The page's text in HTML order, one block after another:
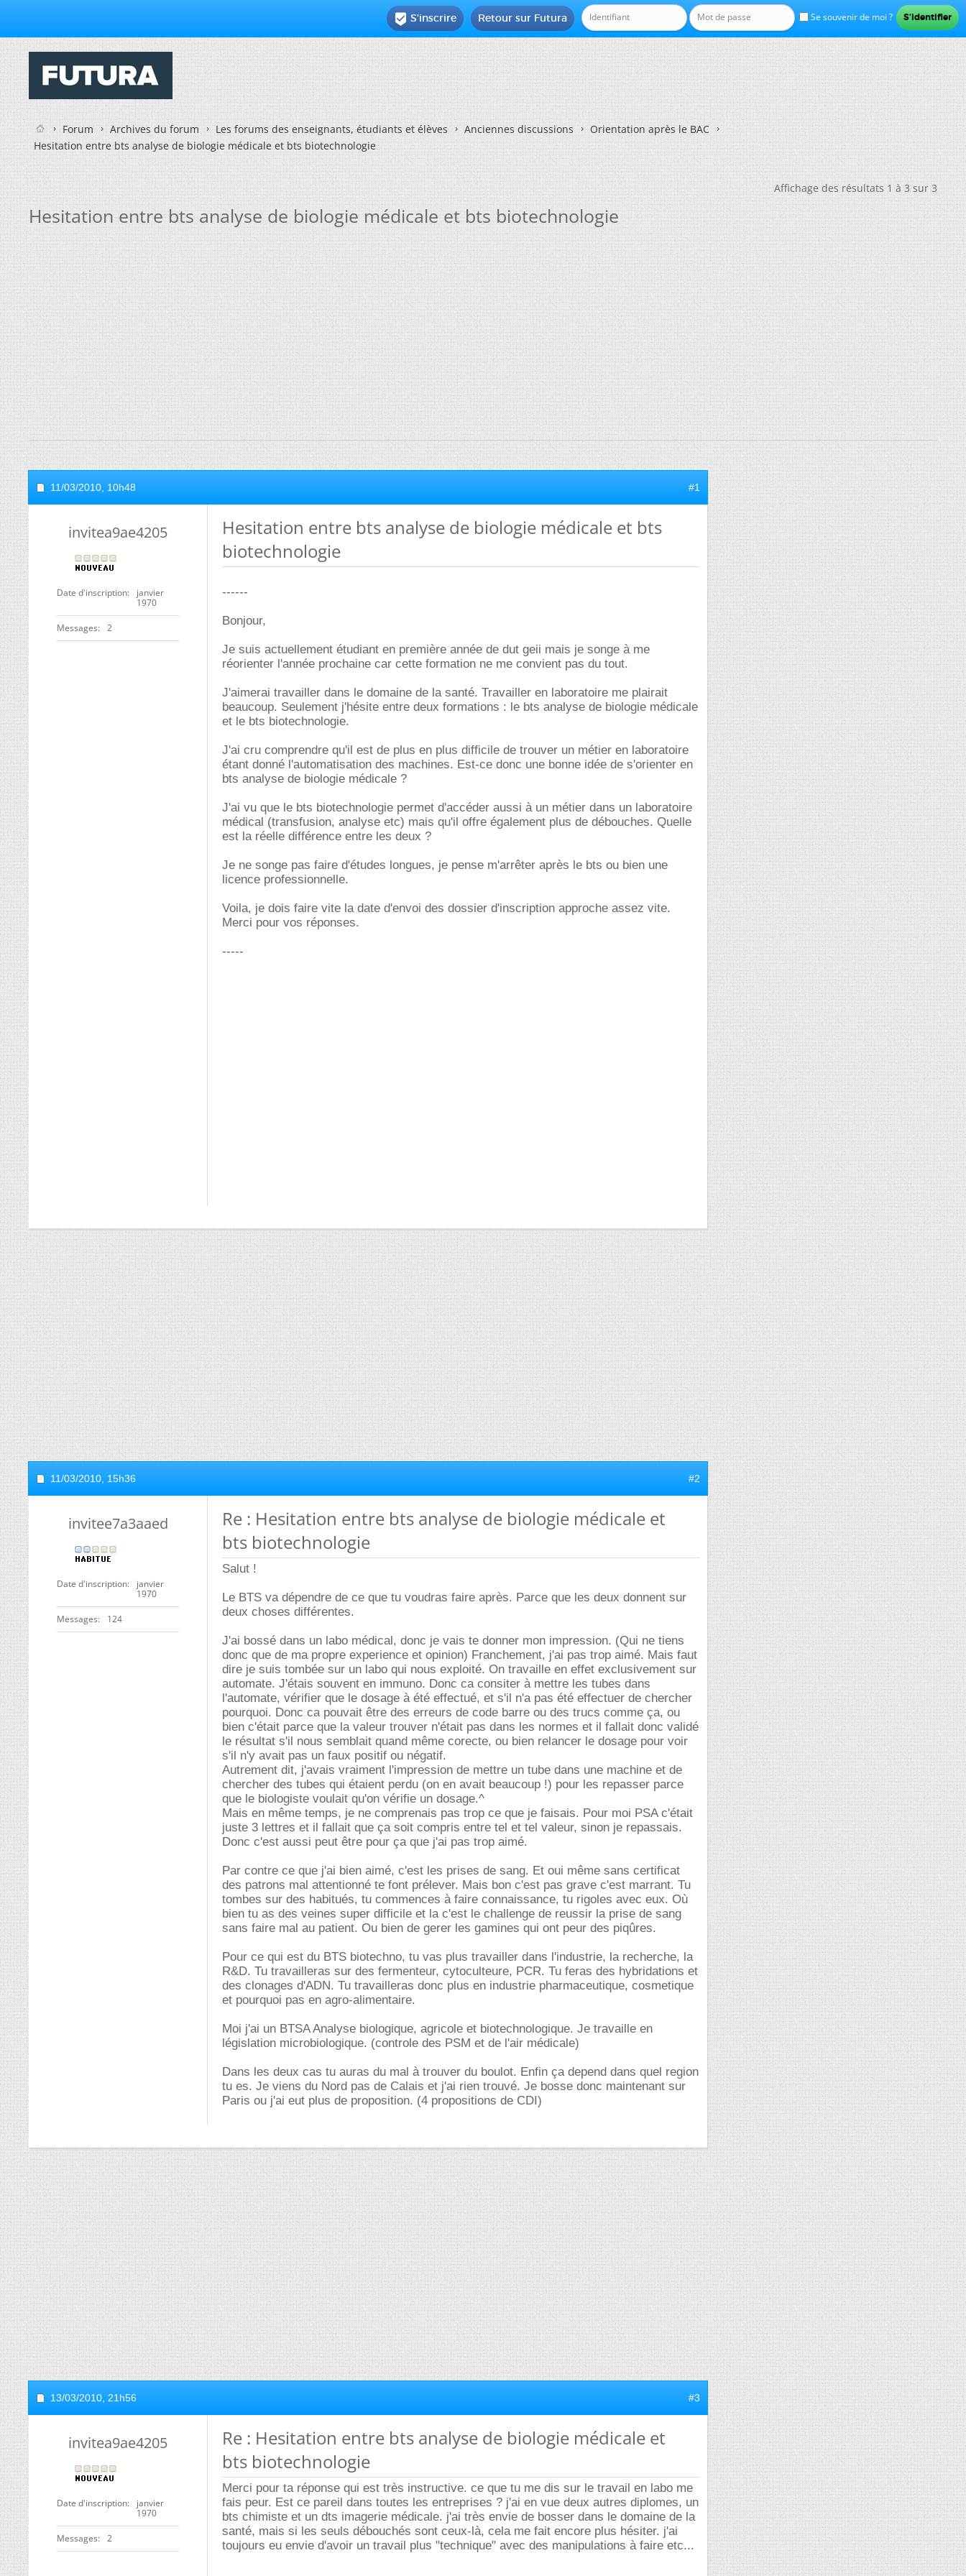
Se souvenir de moi ?
Retour sur Futura
 S'inscrire
Forum Archives du forum Les forums des enseignants, étudiants et élèves Anciennes discussions
Orientation après le BAC
Hesitation entre bts analyse de biologie médicale et bts biotechnologie
Affichage des résultats 1 à 3 sur 3
Hesitation entre bts analyse de biologie médicale et bts biotechnologie
11/03/2010, 10h48 #1
invitea9ae4205
Date d'inscription
janvier
1970
Messages 2
Hesitation entre bts analyse de biologie médicale et bts
biotechnologie
------
Bonjour,
Je suis actuellement étudiant en première année de dut geii mais je songe à me
réorienter l'année prochaine car cette formation ne me convient pas du tout.
J'aimerai travailler dans le domaine de la santé. Travailler en laboratoire me plairait
beaucoup. Seulement j'hésite entre deux formations : le bts analyse de biologie médicale
et le bts biotechnologie.
J'ai cru comprendre qu'il est de plus en plus difficile de trouver un métier en laboratoire
étant donné l'automatisation des machines. Est-ce donc une bonne idée de s'orienter en
bts analyse de biologie médicale ?
J'ai vu que le bts biotechnologie permet d'accéder aussi à un métier dans un laboratoire
médical (transfusion, analyse etc) mais qu'il offre également plus de débouches. Quelle
est la réelle différence entre les deux ?
Je ne songe pas faire d'études longues, je pense m'arrêter après le bts ou bien une
licence professionnelle.
Voila, je dois faire vite la date d'envoi des dossier d'inscription approche assez vite.
Merci pour vos réponses.
-----
11/03/2010, 15h36 #2
invitee7a3aaed
Date d'inscription
janvier
1970
Messages 124
Re : Hesitation entre bts analyse de biologie médicale et
bts biotechnologie
Salut !
Le BTS va dépendre de ce que tu voudras faire après. Parce que les deux donnent sur
deux choses différentes.
J'ai bossé dans un labo médical, donc je vais te donner mon impression. (Qui ne tiens
donc que de ma propre experience et opinion) Franchement, j'ai pas trop aimé. Mais faut
dire je suis tombée sur un labo qui nous exploité. On travaille en effet exclusivement sur
automate. J'étais souvent en immuno. Donc ca consiter à mettre les tubes dans
l'automate, vérifier que le dosage à été effectué, et s'il n'a pas été effectuer de chercher
pourquoi. Donc ca pouvait être des erreurs de code barre ou des trucs comme ça, ou
bien c'était parce que la valeur trouver n'était pas dans les normes et il fallait donc validé
le résultat s'il nous semblait quand même corecte, ou bien relancer le dosage pour voir
s'il n'y avait pas un faux positif ou négatif.
Autrement dit, j'avais vraiment l'impression de mettre un tube dans une machine et de
chercher des tubes qui étaient perdu (on en avait beaucoup !) pour les repasser parce
que le biologiste voulait qu'on vérifie un dosage.^
Mais en même temps, je ne comprenais pas trop ce que je faisais. Pour moi PSA c'était
juste 3 lettres et il fallait que ça soit compris entre tel et tel valeur, sinon je repassais.
Donc c'est aussi peut être pour ça que j'ai pas trop aimé.
Par contre ce que j'ai bien aimé, c'est les prises de sang. Et oui même sans certificat
des patrons mal attentionné te font prélever. Mais bon c'est pas grave c'est marrant. Tu
tombes sur des habitués, tu commences à faire connaissance, tu rigoles avec eux. Où
bien tu as des veines super difficile et la c'est le challenge de reussir la prise de sang
sans faire mal au patient. Ou bien de gerer les gamines qui ont peur des piqûres.
Pour ce qui est du BTS biotechno, tu vas plus travailler dans l'industrie, la recherche, la
R&D. Tu travailleras sur des fermenteur, cytoculteure, PCR. Tu feras des hybridations et
des clonages d'ADN. Tu travailleras donc plus en industrie pharmaceutique, cosmetique
et pourquoi pas en agro-alimentaire.
Moi j'ai un BTSA Analyse biologique, agricole et biotechnologique. Je travaille en
législation microbiologique. (controle des PSM et de l'air médicale)
Dans les deux cas tu auras du mal à trouver du boulot. Enfin ça depend dans quel region
tu es. Je viens du Nord pas de Calais et j'ai rien trouvé. Je bosse donc maintenant sur
Paris ou j'ai eut plus de proposition. (4 propositions de CDI)
13/03/2010, 21h56 #3
invitea9ae4205
Date d'inscription
janvier
1970
Messages 2
Re : Hesitation entre bts analyse de biologie médicale et
bts biotechnologie
Merci pour ta réponse qui est très instructive. ce que tu me dis sur le travail en labo me
fais peur. Est ce pareil dans toutes les entreprises ? j'ai en vue deux autres diplomes, un
bts chimiste et un dts imagerie médicale. j'ai très envie de bosser dans le domaine de la
santé, mais si les seuls débouchés sont ceux-là, cela me fait encore plus hésiter. j'ai
toujours eu envie d'avoir un travail plus "technique" avec des manipulations à faire etc...